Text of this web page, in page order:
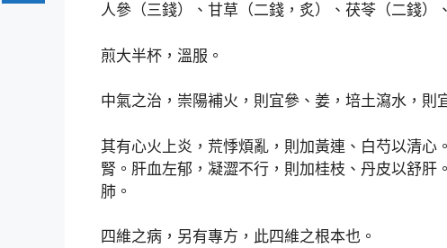
人參（三錢）、甘草（二錢，炙）、茯苓（二錢）
煎大半杯，溫服。
中氣之治，崇陽補火，則宜參、姜，培土瀉水，則
其有心火上炎，荒悸煩亂，則加黃連、白芍以清
腎。肝血左郁，凝澀不行，則加桂枝、丹皮以舒
肺。
四維之病，另有專方，此四維之根本也。